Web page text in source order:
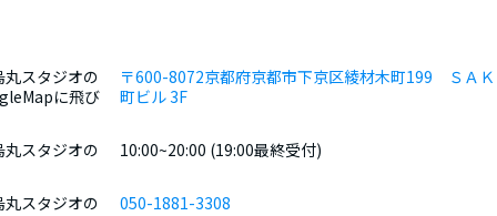
スタジオの
に飛び
〒600-8072京都府京都市下京区綾材木町199 ＳＡ
町ビル 3F
スタジオの 10:00~20:00 (19:00最終受付)
スタジオの 050-1881-3308